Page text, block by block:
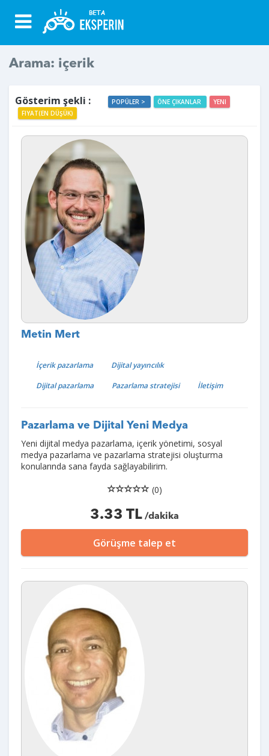
Arama: içerik
Gösterim şekli : POPÜLER > ÖNE ÇIKANLAR
YENI
FIYAT(EN DÜŞÜK)
Metin Mert
İçerik pazarlama
Dijital yayıncılık
Dijital pazarlama
Pazarlama stratejisi İletişim
Pazarlama ve Dijital Yeni Medya
Yeni dijital medya pazarlama, içerik yönetimi, sosyal
medya pazarlama ve pazarlama stratejisi oluşturma
konularında sana fayda sağlayabilirim.
(0)
3.33 TL /dakika
Görüşme talep et